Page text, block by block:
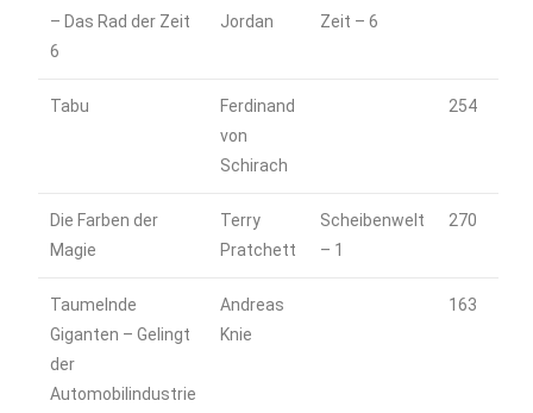
– Das Rad der Zeit
6
Jordan
Zeit – 6
Tabu
Ferdinand
von
Schirach
254
Die Farben der
Magie
Terry
Pratchett
Scheibenwelt
– 1
270
Taumelnde
Giganten – Gelingt
der
Automobilindustrie
Andreas
Knie
163